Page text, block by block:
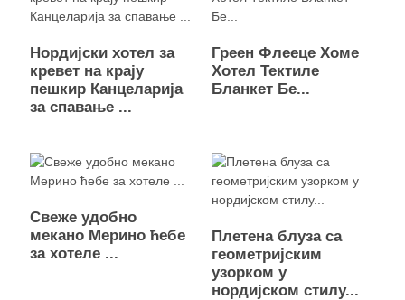
Нордијски хотел за
кревет на крају
пешкир Канцеларија
за спавање ...
Греен Флееце Хоме
Хотел Тектиле
Бланкет Бе...
Свеже удобно
мекано Мерино ћебе
за хотеле ...
Плетена блуза са
геометријским
узорком у
нордијском стилу...